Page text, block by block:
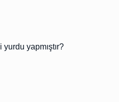
yapmıştır?